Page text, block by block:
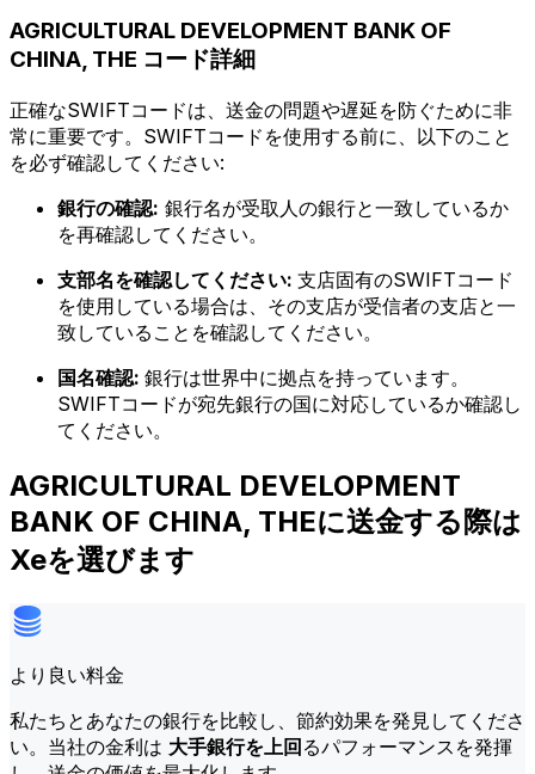
AGRICULTURAL DEVELOPMENT BANK OF
CHINA, THE コード詳細
正確なSWIFTコードは、送金の問題や遅延を防ぐために非
常に重要です。SWIFTコードを使用する前に、以下のこと
を必ず確認してください:
銀行の確認: 銀行名が受取人の銀行と一致しているか
を再確認してください。
支部名を確認してください: 支店固有のSWIFTコード
を使用している場合は、その支店が受信者の支店と一
致していることを確認してください。
国名確認: 銀行は世界中に拠点を持っています。
SWIFTコードが宛先銀行の国に対応しているか確認し
てください。
AGRICULTURAL DEVELOPMENT
BANK OF CHINA, THEに送金する際は
Xeを選びます
より良い料金
私たちとあなたの銀行を比較し、節約効果を発見してくださ
い。当社の金利は 大手銀行を上回るパフォーマンスを発揮